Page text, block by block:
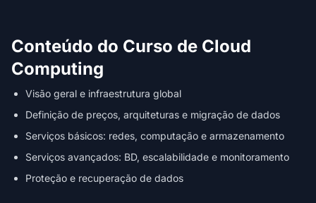
Conteúdo do Curso de Cloud
Computing
Visão geral e infraestrutura global
Definição de preços, arquiteturas e migração de dados
Serviços básicos: redes, computação e armazenamento
Serviços avançados: BD, escalabilidade e monitoramento
Proteção e recuperação de dados